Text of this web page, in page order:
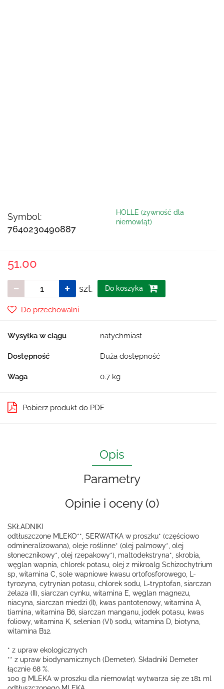
Symbol:
7640230490887
HOLLE (żywność dla
niemowląt)
51.00
szt. Do koszyka
Do przechowalni
Wysyłka w ciągu natychmiast
Dostępność Duża dostępność
Waga 0.7 kg
Pobierz produkt do PDF
Opis
Parametry
Opinie i oceny (0)
SKŁADNIKI
odtłuszczone MLEKO**, SERWATKA w proszku* (częściowo
odmineralizowana), oleje roślinne* (olej palmowy*, olej
słonecznikowy*, olej rzepakowy*), maltodekstryna*, skrobia,
węglan wapnia, chlorek potasu, olej z mikroalg Schizochytrium
sp, witamina C, sole wapniowe kwasu ortofosforowego, L-
tyrozyna, cytrynian potasu, chlorek sodu, L-tryptofan, siarczan
żelaza (II), siarczan cynku, witamina E, węglan magnezu,
niacyna, siarczan miedzi (II), kwas pantotenowy, witamina A,
tiamina, witamina B6, siarczan manganu, jodek potasu, kwas
foliowy, witamina K, selenian (VI) sodu, witamina D, biotyna,
witamina B12.
* z upraw ekologicznych
** z upraw biodynamicznych (Demeter). Składniki Demeter
łącznie 68 %.
100 g MLEKA w proszku dla niemowląt wytwarza się ze 181 ml